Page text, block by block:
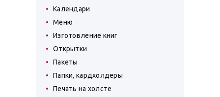
Календари
Меню
Изготовление книг
Открытки
Пакеты
Папки, кардхолдеры
Печать на холсте